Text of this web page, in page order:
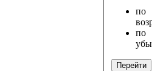
по
по
Перейти